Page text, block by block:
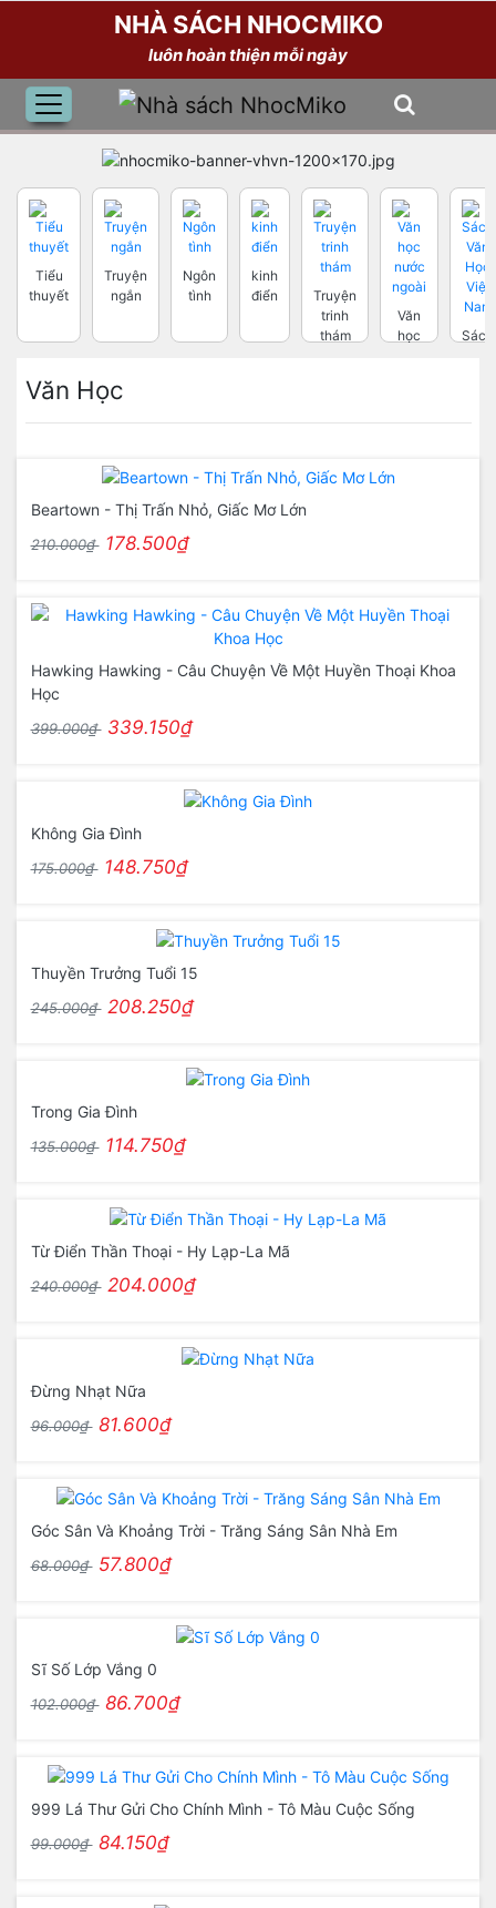
NHÀ SÁCH NHOCMIKO
luôn hoàn thiện mỗi ngày
Tiểu
thuyết
Truyện
ngắn
Ngôn
tình
kinh
điển
Truyện
trinh
thám
Văn
học
Sách
Văn Học
Beartown - Thị Trấn Nhỏ, Giấc Mơ Lớn
210.000₫ 178.500₫
Hawking Hawking - Câu Chuyện Về Một Huyền Thoại Khoa
Học
399.000₫ 339.150₫
Không Gia Đình
175.000₫ 148.750₫
Thuyền Trưởng Tuổi 15
245.000₫ 208.250₫
Trong Gia Đình
135.000₫ 114.750₫
Từ Điển Thần Thoại - Hy Lạp-La Mã
240.000₫ 204.000₫
Đừng Nhạt Nữa
96.000₫ 81.600₫
Góc Sân Và Khoảng Trời - Trăng Sáng Sân Nhà Em
68.000₫ 57.800₫
Sĩ Số Lớp Vắng 0
102.000₫ 86.700₫
999 Lá Thư Gửi Cho Chính Mình - Tô Màu Cuộc Sống
99.000₫ 84.150₫